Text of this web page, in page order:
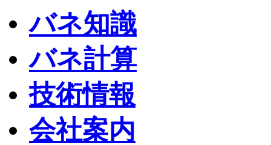
バネ知識
バネ計算
技術情報
会社案内